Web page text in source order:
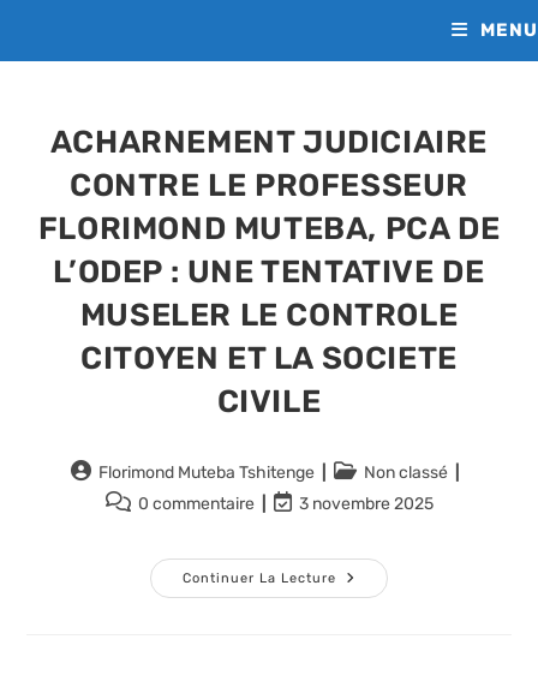
MENU
ACHARNEMENT JUDICIAIRE
CONTRE LE PROFESSEUR
FLORIMOND MUTEBA, PCA DE
L’ODEP : UNE TENTATIVE DE
MUSELER LE CONTROLE
CITOYEN ET LA SOCIETE
CIVILE
Auteur/autrice
Florimond Muteba Tshitenge
Post
category:
Non classé
Commentaires
publication :
0 commentaire
Dernière
la
publication :
3 novembre 2025
Continuer La Lecture
ACHARNEMENT
JUDICIAIRE